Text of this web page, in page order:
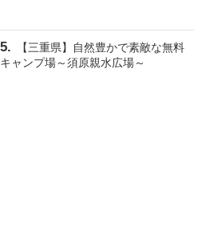
【三重県】自然豊かで素敵な無料
キャンプ場～須原親水広場～